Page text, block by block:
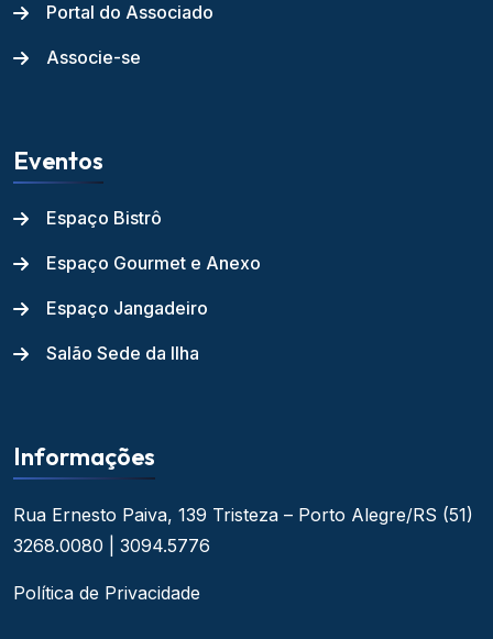
Portal do Associado
Associe-se
Eventos
Espaço Bistrô
Espaço Gourmet e Anexo
Espaço Jangadeiro
Salão Sede da Ilha
Informações
Rua Ernesto Paiva, 139 Tristeza – Porto Alegre/RS (51)
3268.0080 | 3094.5776
Política de Privacidade